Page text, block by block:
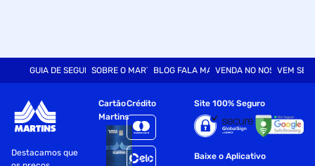
Garantia 90 dias para vícios ou defeitos de fabricação.
Dimensões do Produto (Embalado):
(AxLxC): 2 x 9 x 27 cm
GUIA DE SEGURANÇASOBRE O MARTINSBLOG FALA MARTVENDA NO NOSSO SITE
VEM SER
Destacamos que
Cartão
Martins
Crédito Site 100% Seguro
Baixe o Aplicativo